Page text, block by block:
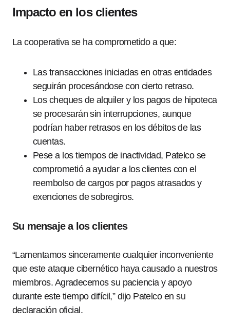
Impacto en los clientes
La cooperativa se ha comprometido a que:
Las transacciones iniciadas en otras entidades
seguirán procesándose con cierto retraso.
Los cheques de alquiler y los pagos de hipoteca
se procesarán sin interrupciones, aunque
podrían haber retrasos en los débitos de las
cuentas.
Pese a los tiempos de inactividad, Patelco se
comprometió a ayudar a los clientes con el
reembolso de cargos por pagos atrasados y
exenciones de sobregiros.
Su mensaje a los clientes
“Lamentamos sinceramente cualquier inconveniente
que este ataque cibernético haya causado a nuestros
miembros. Agradecemos su paciencia y apoyo
durante este tiempo difícil,” dijo Patelco en su
declaración oficial.